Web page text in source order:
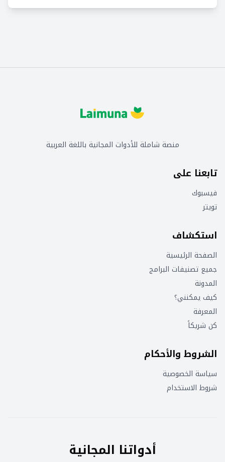
منصة شاملة للأدوات المجانية باللغة العربية
تابعنا على
فيسبوك
تويتر
استكشاف
الصفحة الرئيسية
جميع تصنيفات البرامج
المدونة
كيف يمكنني؟
المعرفة
كن شريكاً
الشروط والأحكام
سياسة الخصوصية
شروط الاستخدام
أدواتنا المجانية